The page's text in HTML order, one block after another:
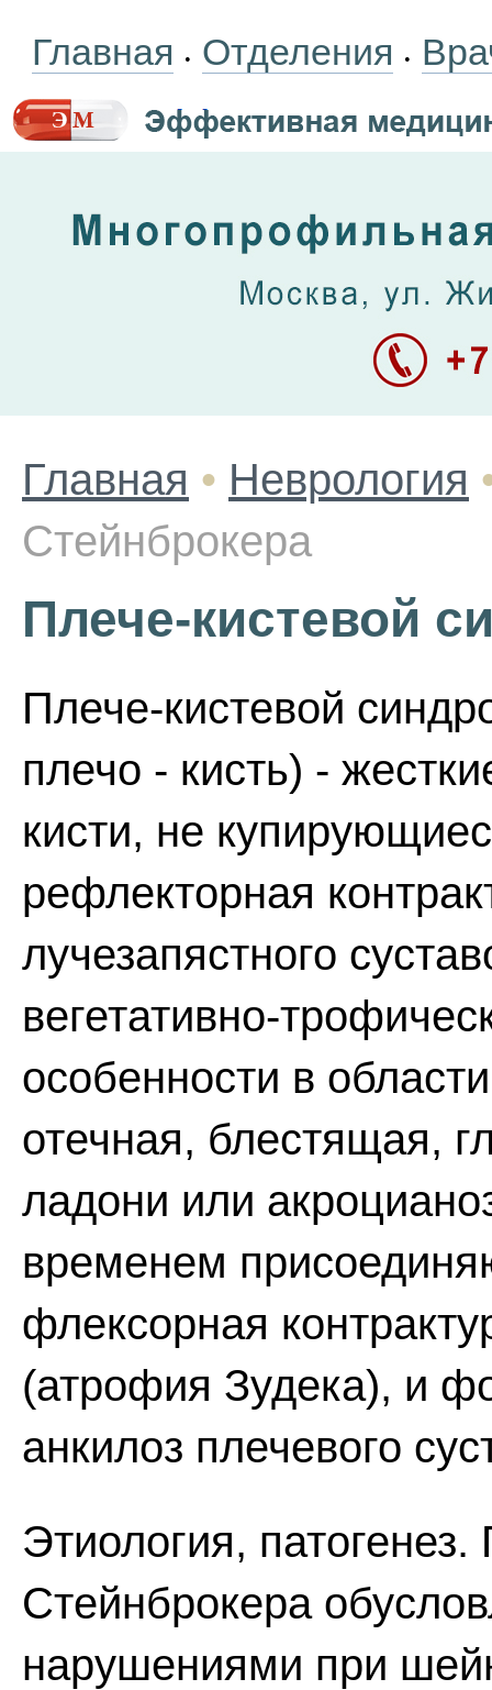
Главная • Отделения •
Главная • Неврология
Стейнброкера
Плече-кистевой
Плече-кистевой
плечо - кисть) -
кисти, не
рефлекторная
лучезапястного
вегетативно-
особенности в
отечная, блестящая,
ладони или
временем
флексорная
(атрофия Зудека), и
анкилоз плечевого
Этиология,
Стейнброкера
нарушениями при